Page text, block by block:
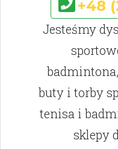
+48
Jesteśmy
buty i torby
tenisa i
sklepy